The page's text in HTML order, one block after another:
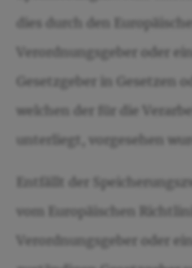
dies durch den
Verordnungsgeber oder
Gesetzgeber in Gesetzen
welchen der für die
unterliegt, vorgesehen
Entfällt der
vom Europäischen
Verordnungsgeber oder